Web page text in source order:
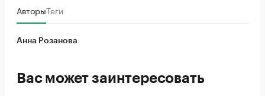
АвторыТеги
Анна Розанова
Вас может заинтересовать